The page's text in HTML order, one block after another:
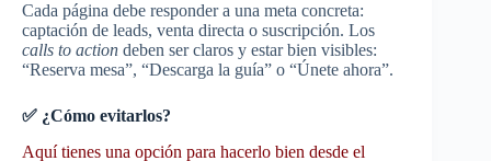
Cada página debe responder a una meta concreta:
captación de leads, venta directa o suscripción. Los
calls to action deben ser claros y estar bien visibles:
“Reserva mesa”, “Descarga la guía” o “Únete ahora”.
✅ ¿Cómo evitarlos?
Aquí tienes una opción para hacerlo bien desde el